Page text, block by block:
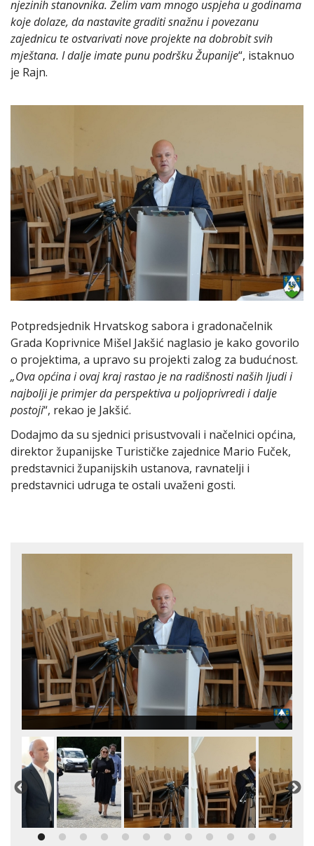
njezinih stanovnika. Želim vam mnogo uspjeha u godinama
koje dolaze, da nastavite graditi snažnu i povezanu
zajednicu te ostvarivati nove projekte na dobrobit svih
mještana. I dalje imate punu podršku Županije“, istaknuo
je Rajn.
Potpredsjednik Hrvatskog sabora i gradonačelnik
Grada Koprivnice Mišel Jakšić naglasio je kako govorilo
o projektima, a upravo su projekti zalog za budućnost.
„Ova općina i ovaj kraj rastao je na radišnosti naših ljudi i
najbolji je primjer da perspektiva u poljoprivredi i dalje
postoji“, rekao je Jakšić.
Dodajmo da su sjednici prisustvovali i načelnici općina,
direktor županijske Turističke zajednice Mario Fuček,
predstavnici županijskih ustanova, ravnatelji i
predstavnici udruga te ostali uvaženi gosti.